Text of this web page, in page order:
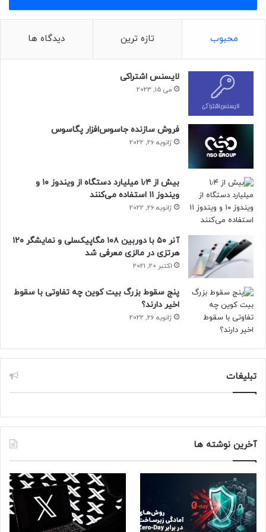
امتیاز اینتل Core Ultra 7 255H در تست تک‌هسته‌ای و
ضعیف‌تری در بخش چند‌هسته‌ای دارد که باتوجه‌به طراحی آن
کاملاً طبیعی به‌نظر می‌رسد.
مقاله‌های مرتبط:
پردازنده‌ی قدرتمند اینتل Core Ultra 9 285H در تست تک‌هسته‌ای
کرد. این پردازنده مثل Core Ultra 7 255H از ۶ هسته‌ی پرفورمنس
تا ۵٫۴ گیگاهرتز می‌رسد. کش L3 پردازنده‌ی مذکور ۲۴ مگابایت و
دیگر ویژگی‌های آن می‌توان به گرافیک یکپارچه با ۸ هسته‌ی Xe-
LPG و فرکانس ۲٫۳۵ گیگاهرتز اشاره کرد.
محبوب تازه ترین دیدگاه ها
لایسنس اشتراکی
می 15, 2023
فروش سازنده جاسوس‌افزار پگاسوس
ژانویه 26, 2022
بیش از ۱٫۴ میلیارد دستگاه از ویندوز ۱۰ و
ویندوز ۱۱ استفاده می‌کنند
ژانویه 26, 2022
آنر ۵۰ با دوربین ۱۰۸ مگاپیکسلی و نمایشگر ۱۲۰
هرتزی در مالزی معرفی شد
اکتبر 20, 2021
پنج سقوط بزرگ بیت کوین چه تفاوتی با سقوط
اخیر دارند؟
ژانویه 26, 2022
تبلیغات
آخرین نوشته ها